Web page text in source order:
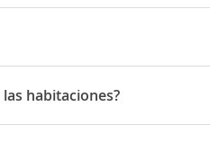
te separarán 15 minutos
se encuentra a 18,4 km de
habitaciones?